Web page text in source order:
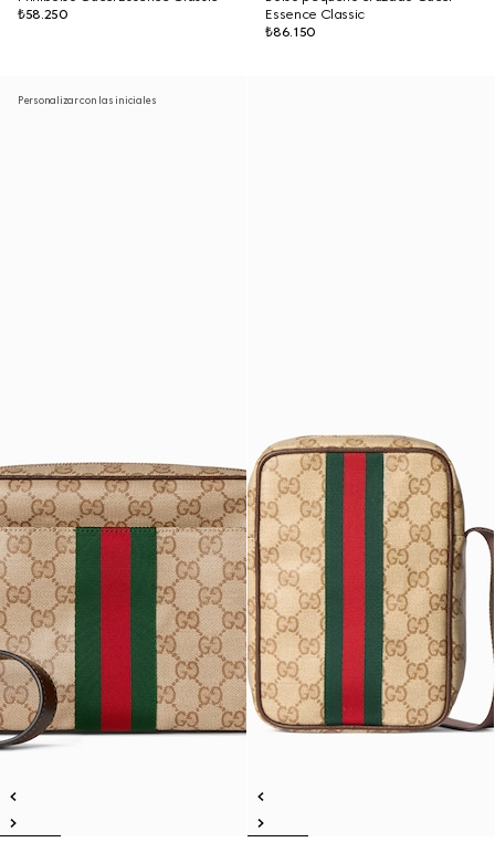
₺58.250
Essence Classic
₺86.150
Personalizar con las iniciales